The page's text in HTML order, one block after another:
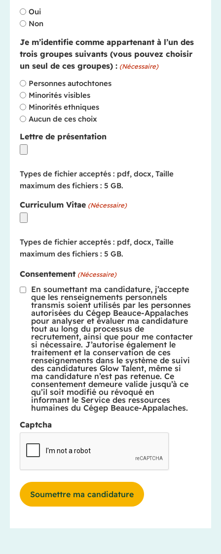
Oui
Non
Je m’identifie comme appartenant à l’un des
trois groupes suivants (vous pouvez choisir
un seul de ces groupes) : (Nécessaire)
Personnes autochtones
Minorités visibles
Minorités ethniques
Aucun de ces choix
Lettre de présentation
Types de fichier acceptés : pdf, docx, Taille
maximum des fichiers : 5 GB.
Curriculum Vitae (Nécessaire)
Types de fichier acceptés : pdf, docx, Taille
maximum des fichiers : 5 GB.
Consentement (Nécessaire)
En soumettant ma candidature, j’accepte
que les renseignements personnels
transmis soient utilisés par les personnes
autorisées du Cégep Beauce-Appalaches
pour analyser et évaluer ma candidature
tout au long du processus de
recrutement, ainsi que pour me contacter
si nécessaire. J’autorise également le
traitement et la conservation de ces
renseignements dans le système de suivi
des candidatures Glow Talent, même si
ma candidature n’est pas retenue. Ce
consentement demeure valide jusqu’à ce
qu’il soit modifié ou révoqué en
informant le Service des ressources
humaines du Cégep Beauce-Appalaches.
Captcha